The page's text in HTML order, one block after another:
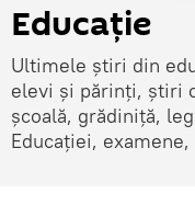
Educație
Ultimele știri din
elevi și părinți, știri
școală, grădiniță,
Educației,